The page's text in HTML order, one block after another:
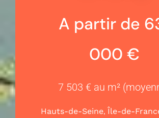
A partir de
000 €
7 503 € au m²
Hauts-de-Seine, Île-de-